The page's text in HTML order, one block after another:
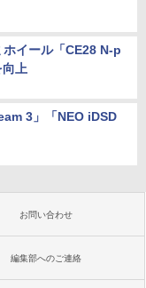
イール「CE28 N-p
上
3」「NEO iDSD
お問い合わせ
編集部へのご連絡